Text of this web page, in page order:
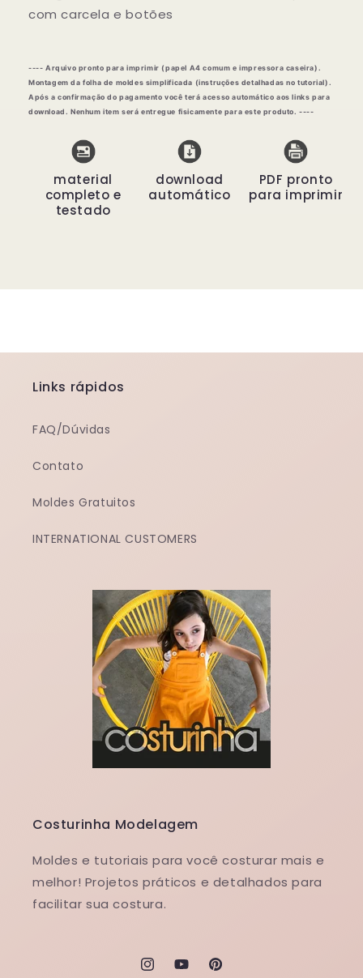
com carcela e botões
---- Arquivo pronto para imprimir (papel A4 comum e impressora caseira).
Montagem da folha de moldes simplificada (instruções detalhadas no tutorial).
Após a confirmação do pagamento você terá acesso automático aos links para
download. Nenhum item será entregue fisicamente para este produto. ----
material
completo e
testado
download
automático
PDF pronto
para imprimir
Links rápidos
FAQ/Dúvidas
Contato
Moldes Gratuitos
INTERNATIONAL CUSTOMERS
Costurinha Modelagem
Moldes e tutoriais para você costurar mais e
melhor! Projetos práticos e detalhados para
facilitar sua costura.
InstagramYouTubePinterest